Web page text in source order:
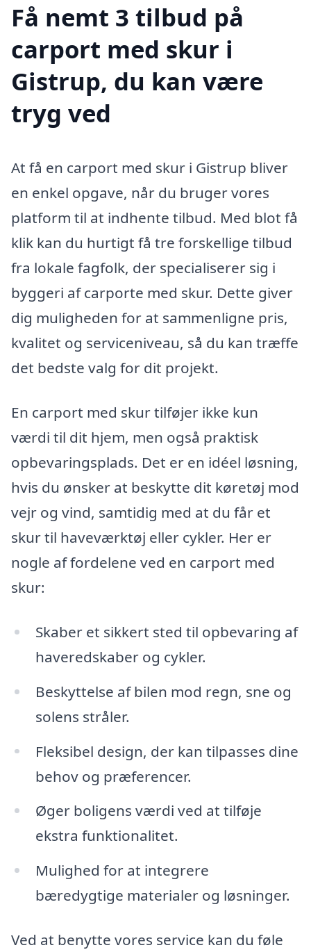
Få nemt 3 tilbud på
carport med skur i
Gistrup, du kan være
tryg ved
At få en carport med skur i Gistrup bliver
en enkel opgave, når du bruger vores
platform til at indhente tilbud. Med blot få
klik kan du hurtigt få tre forskellige tilbud
fra lokale fagfolk, der specialiserer sig i
byggeri af carporte med skur. Dette giver
dig muligheden for at sammenligne pris,
kvalitet og serviceniveau, så du kan træffe
det bedste valg for dit projekt.
En carport med skur tilføjer ikke kun
værdi til dit hjem, men også praktisk
opbevaringsplads. Det er en idéel løsning,
hvis du ønsker at beskytte dit køretøj mod
vejr og vind, samtidig med at du får et
skur til haveværktøj eller cykler. Her er
nogle af fordelene ved en carport med
skur:
Skaber et sikkert sted til opbevaring af
haveredskaber og cykler.
Beskyttelse af bilen mod regn, sne og
solens stråler.
Fleksibel design, der kan tilpasses dine
behov og præferencer.
Øger boligens værdi ved at tilføje
ekstra funktionalitet.
Mulighed for at integrere
bæredygtige materialer og løsninger.
Ved at benytte vores service kan du føle